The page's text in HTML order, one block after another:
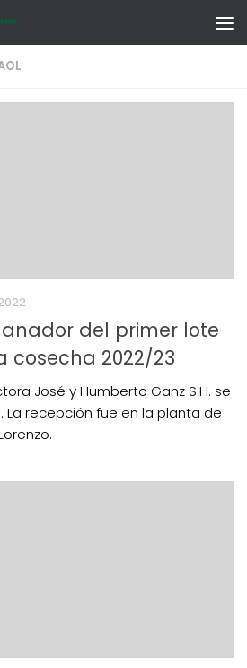
del primer lote
cosecha 2022/23
José y Humberto Ganz S.H. se
recepción fue en la planta de